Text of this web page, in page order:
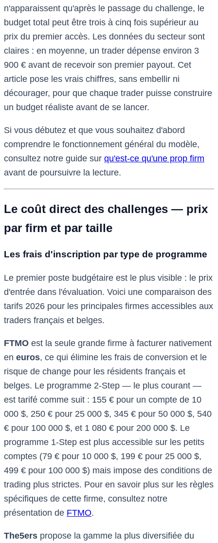
n'apparaissent qu'après le passage du challenge, le
budget total peut être trois à cinq fois supérieur au
prix du premier accès. Les données du secteur sont
claires : en moyenne, un trader dépense environ 3
900 € avant de recevoir son premier payout. Cet
article pose les vrais chiffres, sans embellir ni
décourager, pour que chaque trader puisse construire
un budget réaliste avant de se lancer.
Si vous débutez et que vous souhaitez d'abord
comprendre le fonctionnement général du modèle,
consultez notre guide sur qu'est-ce qu'une prop firm
avant de poursuivre la lecture.
Le coût direct des challenges — prix
par firm et par taille
Les frais d'inscription par type de programme
Le premier poste budgétaire est le plus visible : le prix
d'entrée dans l'évaluation. Voici une comparaison des
tarifs 2026 pour les principales firmes accessibles aux
traders français et belges.
FTMO est la seule grande firme à facturer nativement
en euros, ce qui élimine les frais de conversion et le
risque de change pour les résidents français et
belges. Le programme 2-Step — le plus courant —
est tarifé comme suit : 155 € pour un compte de 10
000 $, 250 € pour 25 000 $, 345 € pour 50 000 $, 540
€ pour 100 000 $, et 1 080 € pour 200 000 $. Le
programme 1-Step est plus accessible sur les petits
comptes (79 € pour 10 000 $, 199 € pour 25 000 $,
499 € pour 100 000 $) mais impose des conditions de
trading plus strictes. Pour en savoir plus sur les règles
spécifiques de cette firme, consultez notre
présentation de FTMO.
The5ers propose la gamme la plus diversifiée du